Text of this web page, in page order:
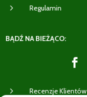
5 Regulamin
BĄDŹ NA BIEŻĄCO:
5 Recenzje Klientów